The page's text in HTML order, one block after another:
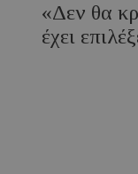
«Δεν θα
έχει